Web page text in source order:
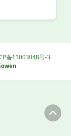
备11003048号-3
iowen